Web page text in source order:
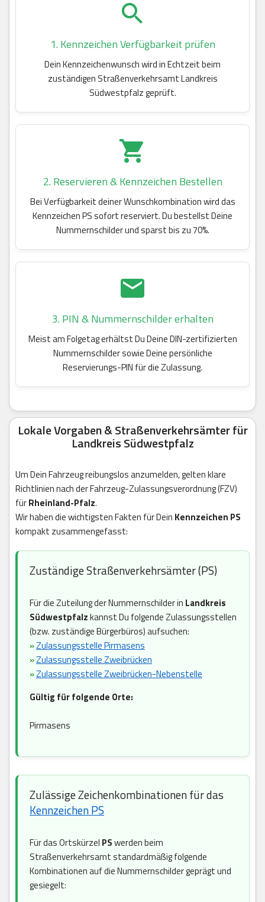
1. Kennzeichen Verfügbarkeit prüfen
Dein Kennzeichenwunsch wird in Echtzeit beim
zuständigen Straßenverkehrsamt Landkreis
Südwestpfalz geprüft.
2. Reservieren & Kennzeichen Bestellen
Bei Verfügbarkeit deiner Wunschkombination wird das
Kennzeichen PS sofort reserviert. Du bestellst Deine
Nummernschilder und sparst bis zu 70%.
3. PIN & Nummernschilder erhalten
Meist am Folgetag erhältst Du Deine DIN-zertifizierten
Nummernschilder sowie Deine persönliche
Reservierungs-PIN für die Zulassung.
Lokale Vorgaben & Straßenverkehrsämter für
Landkreis Südwestpfalz
Um Dein Fahrzeug reibungslos anzumelden, gelten klare
Richtlinien nach der Fahrzeug-Zulassungsverordnung (FZV)
fürRheinland-Pfalz.
Wir haben die wichtigsten Fakten für Dein Kennzeichen PS
kompakt zusammengefasst:
Zuständige Straßenverkehrsämter (PS)
Für die Zuteilung der Nummernschilder in Landkreis
Südwestpfalzkannst Du folgende Zulassungsstellen
(bzw. zuständige Bürgerbüros) aufsuchen:
»Zulassungsstelle Pirmasens
»Zulassungsstelle Zweibrücken
»Zulassungsstelle Zweibrücken-Nebenstelle
Gültig für folgende Orte:
Pirmasens
Zulässige Zeichenkombinationen für das
Kennzeichen PS
Für das Ortskürzel PSwerden beim
Straßenverkehrsamt standardmäßig folgende
Kombinationen auf die Nummernschilder geprägt und
gesiegelt: